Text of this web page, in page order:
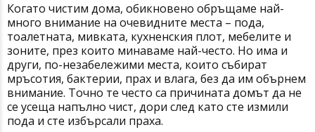
Когато чистим дома, обикновено обръщаме най-
много внимание на очевидните места – пода,
тоалетната, мивката, кухненския плот, мебелите и
зоните, през които минаваме най-често. Но има и
други, по-незабележими места, които събират
мръсотия, бактерии, прах и влага, без да им обърнем
внимание. Точно те често са причината домът да не
се усеща напълно чист, дори след като сте измили
пода и сте избърсали праха.